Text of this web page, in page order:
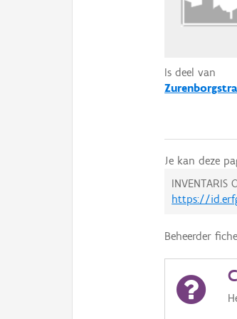
Is deel van
Je kan deze
INVENTARIS
https://
Beheerder